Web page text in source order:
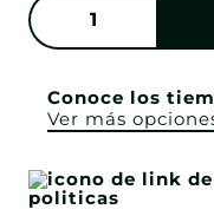
Conoce los
Ver más